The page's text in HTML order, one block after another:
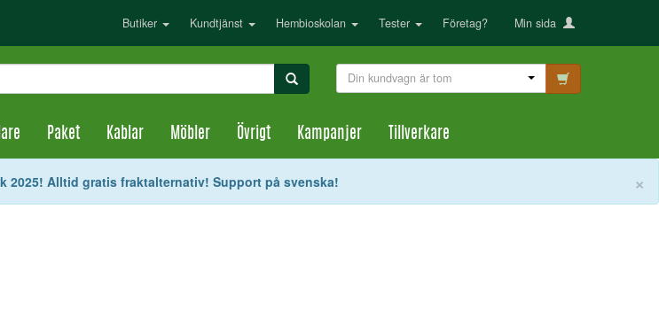
Butiker Kundtjänst Hembioskolan Tester Företag? Min sida
Din kundvagn är tom
Paket Kablar Möbler Övrigt Kampanjer Tillverkare
×
2025! Alltid gratis fraktalternativ! Support på svenska!